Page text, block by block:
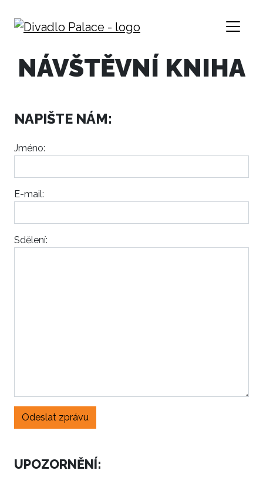
NÁVŠTĚVNÍ KNIHA
NAPIŠTE NÁM:
Jméno:
E-mail:
Sdělení:
Odeslat zprávu
UPOZORNĚNÍ: